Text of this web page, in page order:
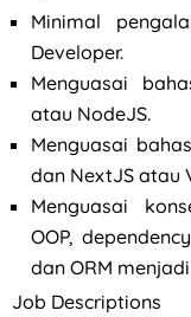
Minimal
Developer.
Menguasai
atau NodeJS.
Menguasai
dan NextJS atau
Menguasai
OOP,
dan ORM
Job Descriptions